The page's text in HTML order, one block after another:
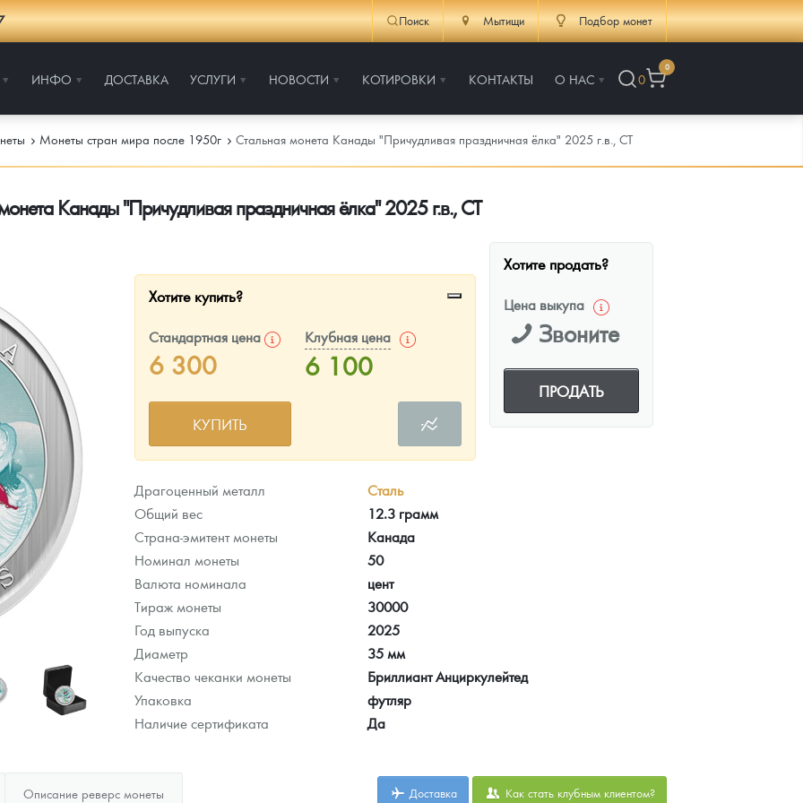
Поиск Мытищи Подбор монет
ИНФО ДОСТАВКА УСЛУГИ НОВОСТИ КОТИРОВКИ КОНТАКТЫ О НАС 0
0
платины на 2026 год
Монеты стран мира после 1950г Стальная монета Канады "Причудливая праздничная ёлка" 2025 г.в., СТ
Канады "Причудливая праздничная ёлка" 2025 г.в., СТ
Хотите купить?
Стандартная цена
6 300
Клубная цена
6 100
КУПИТЬ
Хотите продать?
Цена выкупа
Звоните
ПРОДАТЬ
Драгоценный металл
Сталь
Общий вес
12.3 грамм
Страна-эмитент монеты
Канада
Номинал монеты
50
Валюта номинала
цент
Тираж монеты
30000
Год выпуска
2025
Диаметр
35 мм
Качество чеканки монеты
Бриллиант Анциркулейтед
Упаковка
футляр
Наличие сертификата
Да
Описание реверс монеты Доставка Как стать клубным клиентом?